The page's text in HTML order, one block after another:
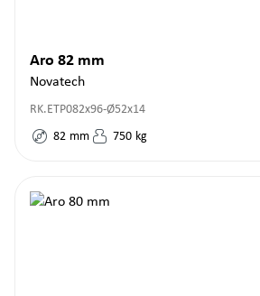
Aro 82 mm
Novatech
RK.ETP082x96-Ø52x14
82 mm 750 kg